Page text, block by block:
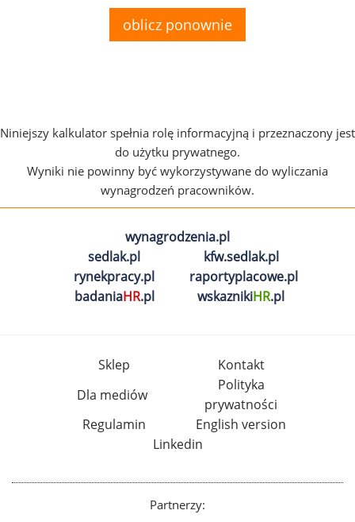
oblicz ponownie
Niniejszy kalkulator spełnia rolę informacyjną i przeznaczony jest
do użytku prywatnego.
Wyniki nie powinny być wykorzystywane do wyliczania
wynagrodzeń pracowników.
wynagrodzenia.pl
sedlak.pl
kfw.sedlak.pl
rynekpracy.pl
raportyplacowe.pl
badaniaHR.pl wskaznikiHR.pl
Sklep
Kontakt
Dla mediów
Polityka
prywatności
Regulamin
English version
Linkedin
Partnerzy: